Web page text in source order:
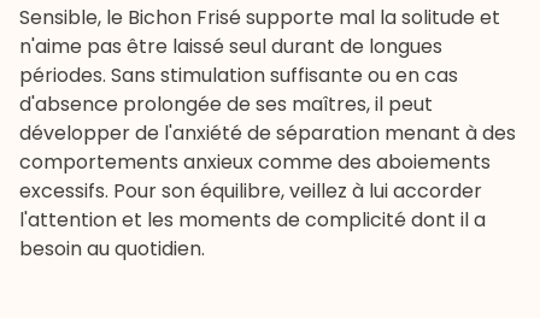
Sensible, le Bichon Frisé supporte mal la solitude et
n'aime pas être laissé seul durant de longues
périodes. Sans stimulation suffisante ou en cas
d'absence prolongée de ses maîtres, il peut
développer de l'anxiété de séparation menant à des
comportements anxieux comme des aboiements
excessifs. Pour son équilibre, veillez à lui accorder
l'attention et les moments de complicité dont il a
besoin au quotidien.